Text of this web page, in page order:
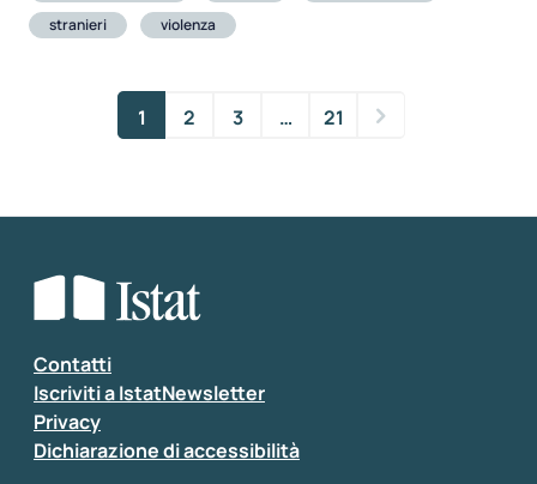
stranieri
violenza
1 2 3 … 21
Contatti
Iscriviti a IstatNewsletter
Privacy
Dichiarazione di accessibilità